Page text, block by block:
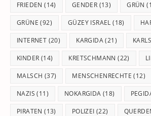
FRIEDEN (14) GENDER (13) GRÜN
GRÜNE (92) GÜZEY ISRAEL (18)
INTERNET (20) KARGIDA(21)
KINDER (14) KRETSCHMANN (22)
MALSCH (37) MENSCHENRECHTE (12)
NAZIS (11) NOKARGIDA (18)
PIRATEN (13) POLIZEI (22)